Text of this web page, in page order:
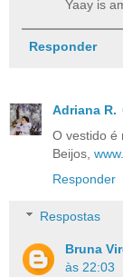
Yaay is
Responder
Adriana R.
O vestido é
Beijos,
Responder
Respostas
Bruna
às 22:03